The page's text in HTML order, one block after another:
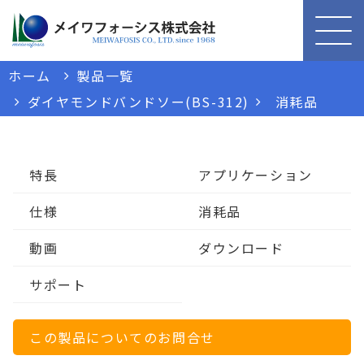
ホーム
製品一覧
ダイヤモンドバンドソー(BS-312)
消耗品
特長
アプリケーション
仕様
消耗品
動画
ダウンロード
サポート
この製品についてのお問合せ